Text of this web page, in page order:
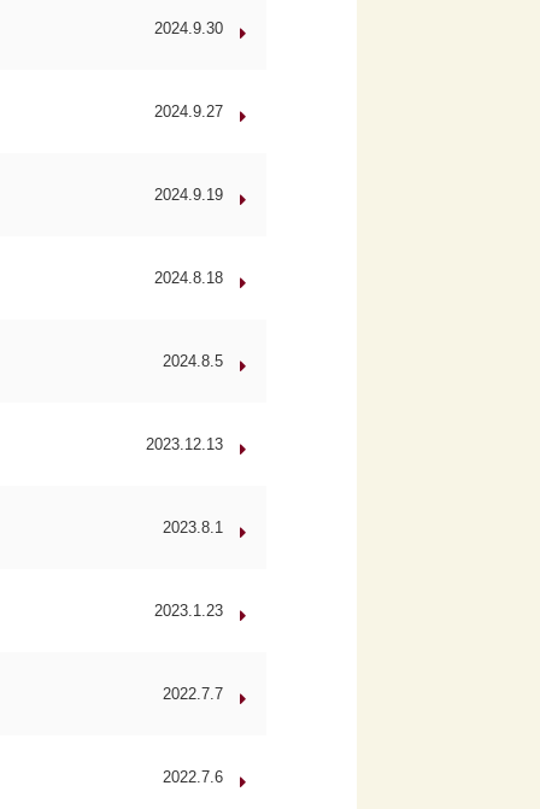
2024.9.30
2024.9.27
2024.9.19
2024.8.18
2024.8.5
2023.12.13
2023.8.1
2023.1.23
2022.7.7
2022.7.6